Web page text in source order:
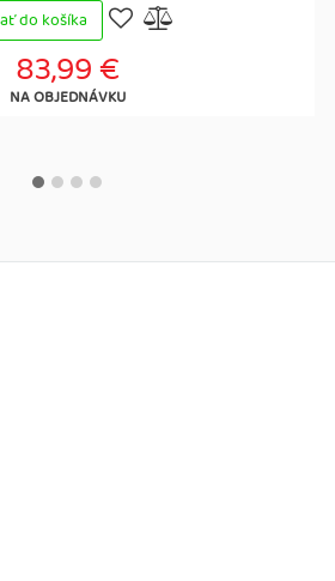
do košíka
83,99 €
NA OBJEDNÁVKU